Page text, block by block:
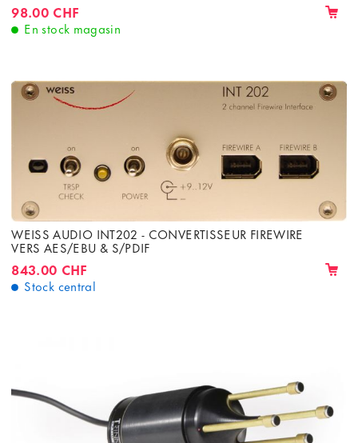
98.00 CHF
En stock magasin
WEISS AUDIO INT202 - CONVERTISSEUR FIREWIRE
VERS AES/EBU & S/PDIF
843.00 CHF
Stock central